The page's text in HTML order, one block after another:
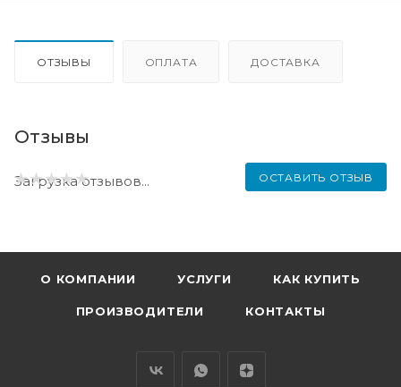
ОТЗЫВЫ ОПЛАТА ДОСТАВКА
Отзывы
ОСТАВИТЬ ОТЗЫВ
Загрузка отзывов...
О КОМПАНИИ УСЛУГИ КАК КУПИТЬ
ПРОИЗВОДИТЕЛИ КОНТАКТЫ